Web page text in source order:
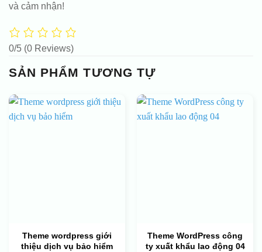
và cảm nhận!
0/5 (0 Reviews)
SẢN PHẨM TƯƠNG TỰ
Theme wordpress giới
thiệu dịch vụ bảo hiểm
Theme WordPress công
ty xuất khẩu lao động 04